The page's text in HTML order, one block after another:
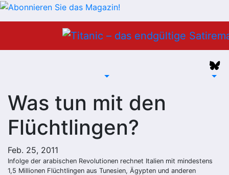
Was tun mit den
Flüchtlingen?
Feb. 25, 2011
Infolge der arabischen Revolutionen rechnet Italien mit mindestens
1,5 Millionen Flüchtlingen aus Tunesien, Ägypten und anderen